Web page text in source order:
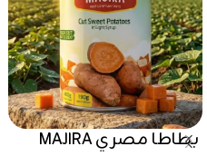
بطاطا مصري MAJIRA